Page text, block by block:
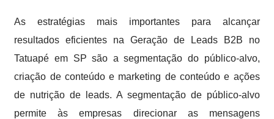
As estratégias mais importantes para alcançar
resultados eficientes na Geração de Leads B2B no
Tatuapé em SP são a segmentação do público-alvo,
criação de conteúdo e marketing de conteúdo e ações
de nutrição de leads. A segmentação de público-alvo
permite às empresas direcionar as mensagens